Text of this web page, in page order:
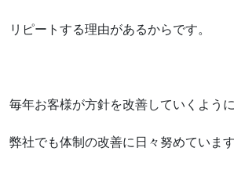
リピートする理由があるからです。
毎年お客様が方針を改善していくように
弊社でも体制の改善に日々努めています